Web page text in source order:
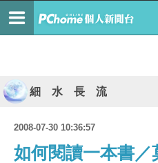
細 水 長 流
2008-07-30 10:36:57
如何閱讀一本書／